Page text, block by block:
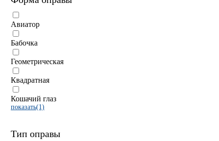
Авиатор
Бабочка
Геометрическая
Квадратная
Кошачий глаз
показать(1)
Тип оправы